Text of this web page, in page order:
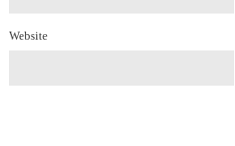
Website